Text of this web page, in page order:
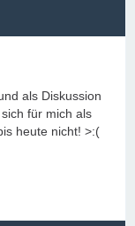
als Diskussion
für mich als
heute nicht! >:(